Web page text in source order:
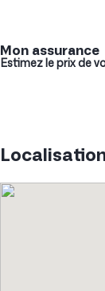
Mon assurance
Estimez le prix de